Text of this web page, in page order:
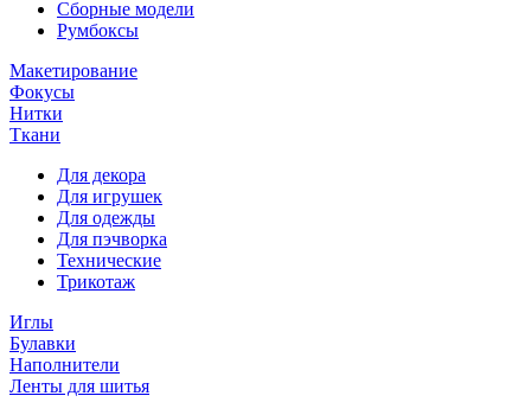
Сборные модели
Румбоксы
Макетирование
Фокусы
Нитки
Ткани
Для декора
Для игрушек
Для одежды
Для пэчворка
Технические
Трикотаж
Иглы
Булавки
Наполнители
Ленты для шитья